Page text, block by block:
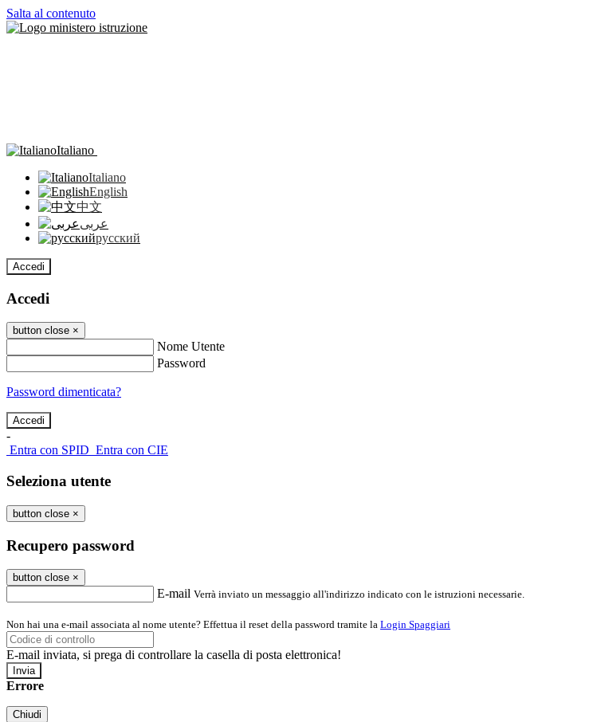
Salta al contenuto
Italiano
Italiano
English
中文
عربى
русский
Accedi
Accedi
button close ×
Nome Utente
Password
Password dimenticata?
-
Entra con SPID Entra con CIE
Seleziona utente
button close ×
Recupero password
button close ×
E-mail Verrà inviato un messaggio all'indirizzo indicato con le istruzioni necessarie.
Non hai una e-mail associata al nome utente? Effettua il reset della password tramite la Login Spaggiari
E-mail inviata, si prega di controllare la casella di posta elettronica!
Errore
Chiudi